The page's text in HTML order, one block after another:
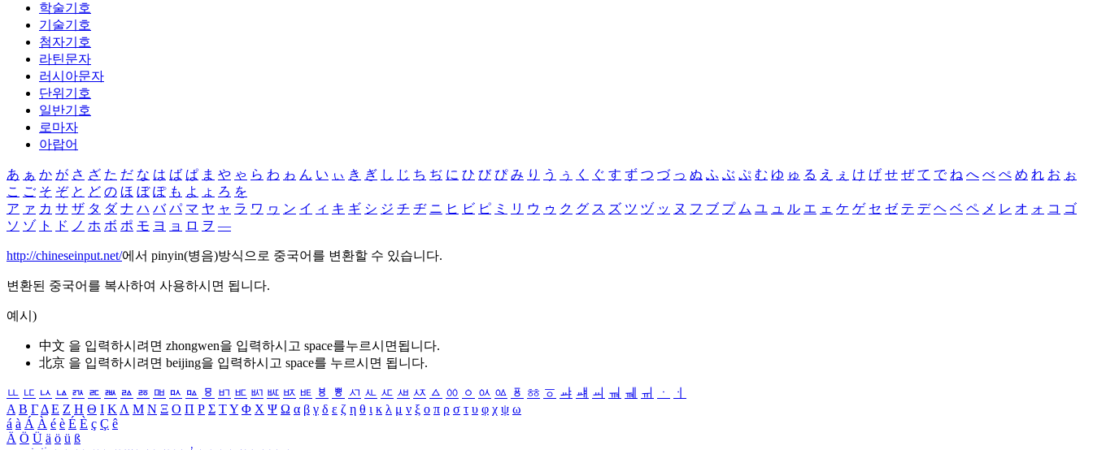
학술기호
기술기호
첨자기호
라틴문자
러시아문자
단위기호
일반기호
로마자
아랍어
あ ぁ か が さ ざ た だ な は ば ぱ ま や ゃ ら わ ゎ ん い ぃ き ぎ し じ ち ぢ に ひ び ぴ み り う ぅ く ぐ す ず つ づ っ ぬ ふ ぶ ぷ む ゆ ゅ る え ぇ け げ せ ぜ て で ね へ べ ぺ め れ お ぉ
こ ご そ ぞ と ど の ほ ぼ ぽ も よ ょ ろ を
ア ァ カ サ ザ タ ダ ナ ハ バ パ マ ヤ ャ ラ ワ ヮ ン イ ィ キ ギ シ ジ チ ヂ ニ ヒ ビ ピ ミ リ ウ ゥ ク グ ス ズ ツ ヅ ッ ヌ フ ブ プ ム ユ ュ ル エ ェ ケ ゲ セ ゼ テ デ ヘ ベ ペ メ レ オ ォ コ ゴ
ソ ゾ ト ド ノ ホ ボ ポ モ ヨ ョ ロ ヲ ―
http://chineseinput.net/에서 pinyin(병음)방식으로 중국어를 변환할 수 있습니다.
변환된 중국어를 복사하여 사용하시면 됩니다.
예시)
中文 을 입력하시려면 zhongwen을 입력하시고 space를누르시면됩니다.
北京 을 입력하시려면 beijing을 입력하시고 space를 누르시면 됩니다.
ㅥ ㅦ ㅧ ㅨ ㅩ ㅪ ㅫ ㅬ ㅭ ㅮ ㅯ ㅰ ㅱ ㅲ ㅳ ㅴ ㅵ ㅶ ㅷ ㅸ ㅹ ㅺ ㅻ ㅼ ㅽ ㅾ ㅿ ㆀ ㆁ ㆂ ㆃ ㆄ ㆅ ㆆ ㆇ ㆈ ㆉ ㆊ ㆋ ㆌ ㆍ
ㆎ
Α Β ΓΔ Ε Ζ Η Θ Ι ΚΛ Μ Ν Ξ Ο Π Ρ Σ ΤΥ Φ Χ Ψ Ω α β γ δ ε ζ η θ ι κ λ μ ν ξ ο π ρ σ τ υ φ χ ψ ω
á à Á À é è É È ç Ç ê
Ä Ö Ü ä ö ü ß